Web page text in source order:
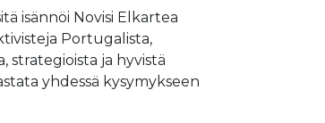
isännöi Novisi Elkartea
Portugalista,
strategioista ja hyvistä
yhdessä kysymykseen